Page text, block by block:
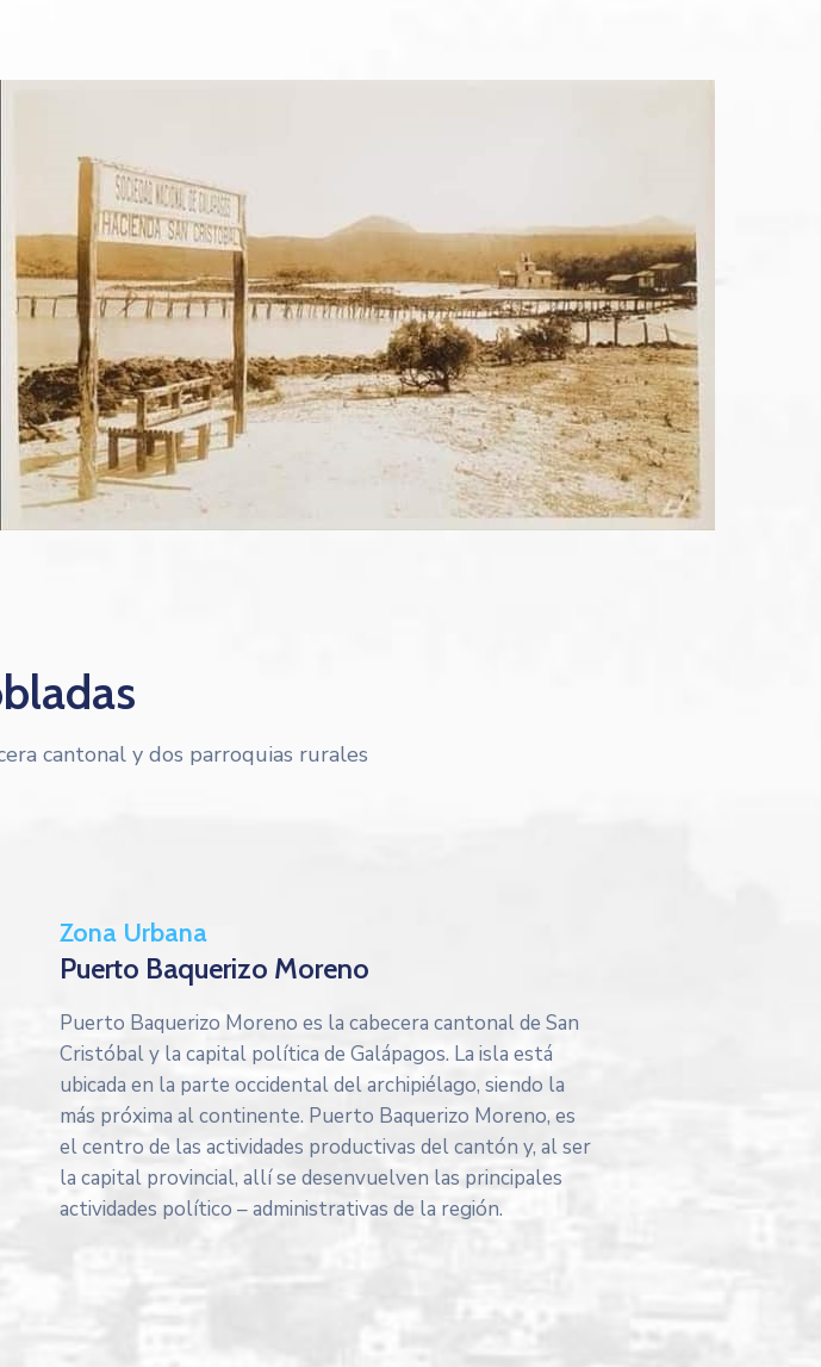
cantonal y dos parroquias rurales
Zona Urbana
Puerto Baquerizo Moreno
Puerto Baquerizo Moreno es la cabecera cantonal de San
Cristóbal y la capital política de Galápagos. La isla está
ubicada en la parte occidental del archipiélago, siendo la
más próxima al continente. Puerto Baquerizo Moreno, es
el centro de las actividades productivas del cantón y, al ser
la capital provincial, allí se desenvuelven las principales
actividades político – administrativas de la región.